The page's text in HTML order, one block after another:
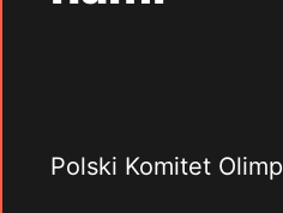
Polski Komitet